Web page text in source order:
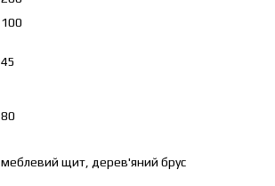
100
45
80
меблевий щит, дерев'яний брус